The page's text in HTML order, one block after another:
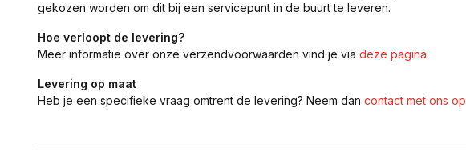
gekozen worden om dit bij een servicepunt in de buurt te leveren.
Hoe verloopt de levering?
Meer informatie over onze verzendvoorwaarden vind je via deze pagina.
Levering op maat
Heb je een specifieke vraag omtrent de levering? Neem dan contact met ons op